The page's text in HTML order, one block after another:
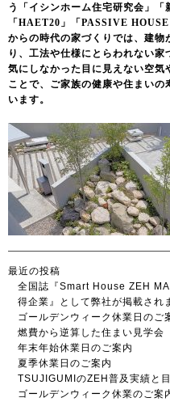
う「イシンホーム住宅研究会」「
「HAET20」「PASSIVE
からの時代の家づくりでは、建
り、工法や仕様にとらわれない家
気にしなかった目に見えない空気
ことで、ご家族の健康や住まい
います。
最近の投稿
全国誌『Smart House ZEH
得企業』として弊社が掲載され
ゴールデンウィーク休業日のご
燃費から逆算した住まい見学会
年末年始休業日のご案内
夏季休業日のご案内
TSUJIGUMIのZEH普及実績と
ゴールデンウィーク休業のご案